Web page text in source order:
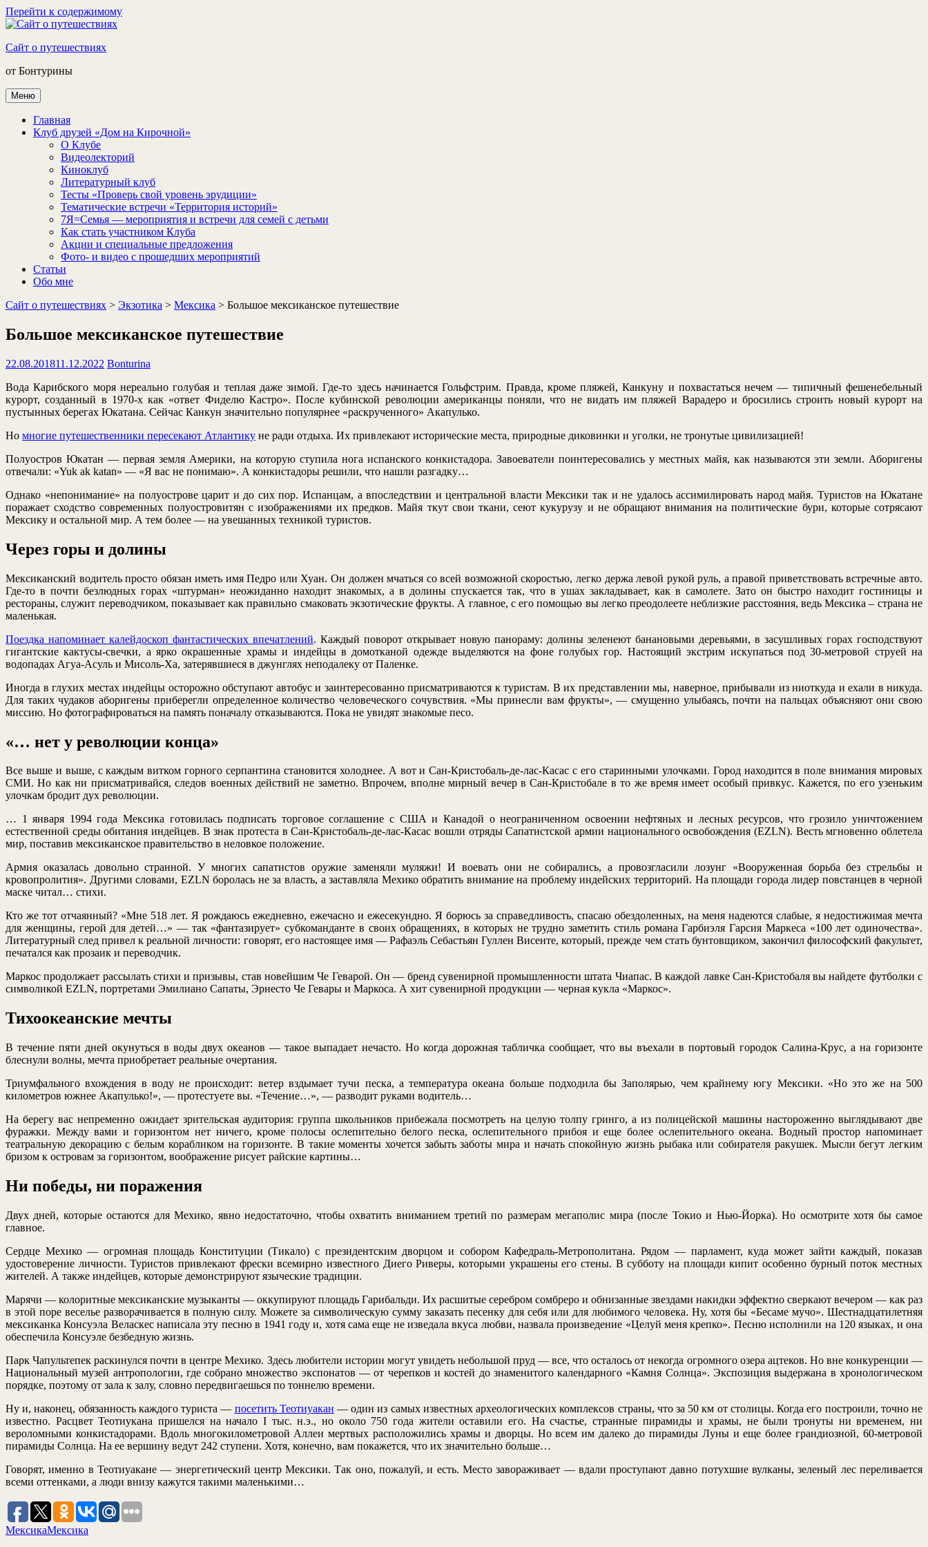
Перейти к содержимому
Сайт о путешествиях
от Бонтурины
Меню
Главная
Клуб друзей «Дом на Кирочной»
О Клубе
Видеолекторий
Киноклуб
Литературный клуб
Тесты «Проверь свой уровень эрудиции»
Тематические встречи «Территория историй»
7Я=Семья — мероприятия и встречи для семей с детьми
Как стать участником Клуба
Акции и специальные предложения
Фото- и видео с прошедших мероприятий
Статьи
Обо мне
Сайт о путешествиях > Экзотика > Мексика > Большое мексиканское путешествие
Большое мексиканское путешествие
22.08.201811.12.2022 Bonturina
Вода Карибского моря нереально голубая и теплая даже зимой. Где-то здесь начинается Гольфстрим. Правда, кроме пляжей, Канкуну и похвастаться нечем — типичный фешенебельный
курорт, созданный в 1970-х как «ответ Фиделю Кастро». После кубинской революции американцы поняли, что не видать им пляжей Варадеро и бросились строить новый курорт на
пустынных берегах Юкатана. Сейчас Канкун значительно популярнее «раскрученного» Акапулько.
Но многие путешественники пересекают Атлантику не ради отдыха. Их привлекают исторические места, природные диковинки и уголки, не тронутые цивилизацией!
Полуостров Юкатан — первая земля Америки, на которую ступила нога испанского конкистадора. Завоеватели поинтересовались у местных майя, как называются эти земли. Аборигены
отвечали: «Yuk ak katan» — «Я вас не понимаю». А конкистадоры решили, что нашли разгадку…
Однако «непонимание» на полуострове царит и до сих пор. Испанцам, а впоследствии и центральной власти Мексики так и не удалось ассимилировать народ майя. Туристов на Юкатане
поражает сходство современных полуостровитян с изображениями их предков. Майя ткут свои ткани, сеют кукурузу и не обращают внимания на политические бури, которые сотрясают
Мексику и остальной мир. А тем более — на увешанных техникой туристов.
Через горы и долины
Мексиканский водитель просто обязан иметь имя Педро или Хуан. Он должен мчаться со всей возможной скоростью, легко держа левой рукой руль, а правой приветствовать встречные авто.
Где-то в почти безлюдных горах «штурман» неожиданно находит знакомых, а в долины спускается так, что в ушах закладывает, как в самолете. Зато он быстро находит гостиницы и
рестораны, служит переводчиком, показывает как правильно смаковать экзотические фрукты. А главное, с его помощью вы легко преодолеете неблизкие расстояния, ведь Мексика – страна не
маленькая.
Поездка напоминает калейдоскоп фантастических впечатлений. Каждый поворот открывает новую панораму: долины зеленеют банановыми деревьями, в засушливых горах господствуют
гигантские кактусы-свечки, а ярко окрашенные храмы и индейцы в домотканой одежде выделяются на фоне голубых гор. Настоящий экстрим искупаться под 30-метровой струей на
водопадах Агуа-Асуль и Мисоль-Ха, затерявшиеся в джунглях неподалеку от Паленке.
Иногда в глухих местах индейцы осторожно обступают автобус и заинтересованно присматриваются к туристам. В их представлении мы, наверное, прибывали из ниоткуда и ехали в никуда.
Для таких чудаков аборигены приберегли определенное количество человеческого сочувствия. «Мы принесли вам фрукты», — смущенно улыбаясь, почти на пальцах объясняют они свою
миссию. Но фотографироваться на память поначалу отказываются. Пока не увидят знакомые песо.
«… нет у революции конца»
Все выше и выше, с каждым витком горного серпантина становится холоднее. А вот и Сан-Кристобаль-де-лас-Касас с его старинными улочками. Город находится в поле внимания мировых
СМИ. Но как ни присматривайся, следов военных действий не заметно. Впрочем, вполне мирный вечер в Сан-Кристобале в то же время имеет особый привкус. Кажется, по его узеньким
улочкам бродит дух революции.
… 1 января 1994 года Мексика готовилась подписать торговое соглашение с США и Канадой о неограниченном освоении нефтяных и лесных ресурсов, что грозило уничтожением
естественной среды обитания индейцев. В знак протеста в Сан-Кристобаль-де-лас-Касас вошли отряды Сапатистской армии национального освобождения (EZLN). Весть мгновенно облетела
мир, поставив мексиканское правительство в неловкое положение.
Армия оказалась довольно странной. У многих сапатистов оружие заменяли муляжи! И воевать они не собирались, а провозгласили лозунг «Вооруженная борьба без стрельбы и
кровопролития». Другими словами, EZLN боролась не за власть, а заставляла Мехико обратить внимание на проблему индейских территорий. На площади города лидер повстанцев в черной
маске читал… стихи.
Кто же тот отчаянный? «Мне 518 лет. Я рождаюсь ежедневно, ежечасно и ежесекундно. Я борюсь за справедливость, спасаю обездоленных, на меня надеются слабые, я недостижимая мечта
для женщины, герой для детей…» — так «фантазирует» субкоманданте в своих обращениях, в которых не трудно заметить стиль романа Гарбиэля Гарсия Маркеса «100 лет одиночества».
Литературный след привел к реальной личности: говорят, его настоящее имя — Рафаэль Себастьян Гуллен Висенте, который, прежде чем стать бунтовщиком, закончил философский факультет,
печатался как прозаик и переводчик.
Маркос продолжает рассылать стихи и призывы, став новейшим Че Геварой. Он — бренд сувенирной промышленности штата Чиапас. В каждой лавке Сан-Кристобаля вы найдете футболки с
символикой EZLN, портретами Эмилиано Сапаты, Эрнесто Че Гевары и Маркоса. А хит сувенирной продукции — черная кукла «Маркос».
Тихоокеанские мечты
В течение пяти дней окунуться в воды двух океанов — такое выпадает нечасто. Но когда дорожная табличка сообщает, что вы въехали в портовый городок Салина-Крус, а на горизонте
блеснули волны, мечта приобретает реальные очертания.
Триумфального вхождения в воду не происходит: ветер вздымает тучи песка, а температура океана больше подходила бы Заполярью, чем крайнему югу Мексики. «Но это же на 500
километров южнее Акапулько!», — протестуете вы. «Течение…», — разводит руками водитель…
На берегу вас непременно ожидает зрительская аудитория: группа школьников прибежала посмотреть на целую толпу гринго, а из полицейской машины настороженно выглядывают две
фуражки. Между вами и горизонтом нет ничего, кроме полосы ослепительно белого песка, ослепительного прибоя и еще более ослепительного океана. Водный простор напоминает
театральную декорацию с белым корабликом на горизонте. В такие моменты хочется забыть заботы мира и начать спокойную жизнь рыбака или собирателя ракушек. Мысли бегут легким
бризом к островам за горизонтом, воображение рисует райские картины…
Ни победы, ни поражения
Двух дней, которые остаются для Мехико, явно недостаточно, чтобы охватить вниманием третий по размерам мегаполис мира (после Токио и Нью-Йорка). Но осмотрите хотя бы самое
главное.
Сердце Мехико — огромная площадь Конституции (Тикало) с президентским дворцом и собором Кафедраль-Метрополитана. Рядом — парламент, куда может зайти каждый, показав
удостоверение личности. Туристов привлекают фрески всемирно известного Диего Риверы, которыми украшены его стены. В субботу на площади кипит особенно бурный поток местных
жителей. А также индейцев, которые демонстрируют языческие традиции.
Марячи — колоритные мексиканские музыканты — оккупируют площадь Гарибальди. Их расшитые серебром сомбреро и обнизанные звездами накидки эффектно сверкают вечером — как раз
в этой поре веселье разворачивается в полную силу. Можете за символическую сумму заказать песенку для себя или для любимого человека. Ну, хотя бы «Бесаме мучо». Шестнадцатилетняя
мексиканка Консуэла Веласкес написала эту песню в 1941 году и, хотя сама еще не изведала вкуса любви, назвала произведение «Целуй меня крепко». Песню исполнили на 120 языках, и она
обеспечила Консуэле безбедную жизнь.
Парк Чапультепек раскинулся почти в центре Мехико. Здесь любители истории могут увидеть небольшой пруд — все, что осталось от некогда огромного озера ацтеков. Но вне конкуренции —
Национальный музей антропологии, где собрано множество экспонатов — от черепков и костей до знаменитого календарного «Камня Солнца». Экспозиция выдержана в хронологическом
порядке, поэтому от зала к залу, словно передвигаешься по тоннелю времени.
Ну и, наконец, обязанность каждого туриста — посетить Теотиуакан — один из самых известных археологических комплексов страны, что за 50 км от столицы. Когда его построили, точно не
известно. Расцвет Теотиукана пришелся на начало I тыс. н.э., но около 750 года жители оставили его. На счастье, странные пирамиды и храмы, не были тронуты ни временем, ни
вероломными конкистадорами. Вдоль многокилометровой Аллеи мертвых расположились храмы и дворцы. Но всем им далеко до пирамиды Луны и еще более грандиозной, 60-метровой
пирамиды Солнца. На ее вершину ведут 242 ступени. Хотя, конечно, вам покажется, что их значительно больше…
Говорят, именно в Теотиуакане — энергетический центр Мексики. Так оно, пожалуй, и есть. Место завораживает — вдали проступают давно потухшие вулканы, зеленый лес переливается
всеми оттенками, а люди внизу кажутся такими маленькими…
МексикаМексика